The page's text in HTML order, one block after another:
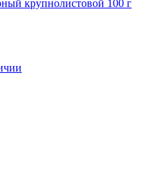
крупнолистовой 100 г